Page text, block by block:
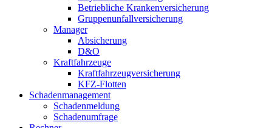
Betriebliche Krankenversicherung
Gruppenunfallversicherung
Manager
Absicherung
D&O
Kraftfahrzeuge
Kraftfahrzeugversicherung
KFZ-Flotten
Schadenmanagement
Schadenmeldung
Schadenumfrage